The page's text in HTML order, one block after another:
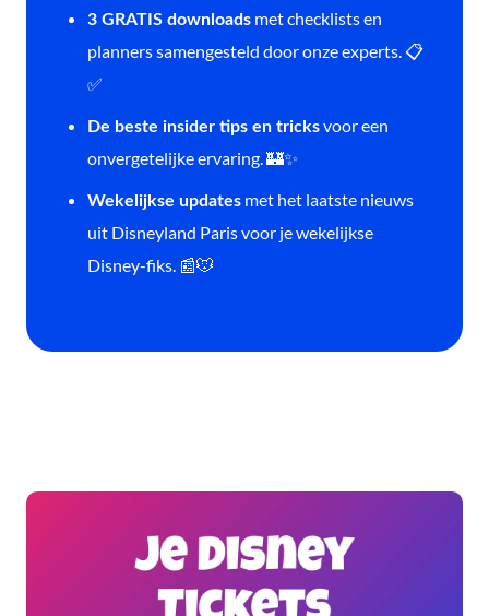
3 GRATIS downloads met checklists en
planners samengesteld door onze experts. 📋
✅
De beste insider tips en tricksvoor een
onvergetelijke ervaring. 🏰✨
Wekelijkse updates met het laatste nieuws
uit Disneyland Paris voor je wekelijkse
Disney-fiks. 📰🐭